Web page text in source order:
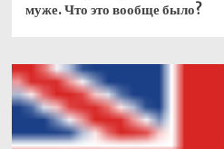
муже. Что это вообще было?